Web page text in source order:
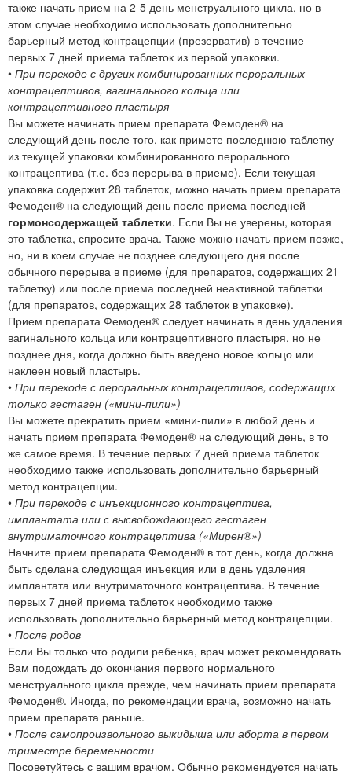
также начать прием на 2-5 день менструального цикла, но в
этом случае необходимо использовать дополнительно
барьерный метод контрацепции (презерватив) в течение
первых 7 дней приема таблеток из первой упаковки.
• При переходе с других комбинированных пероральных
контрацептивов, вагинального кольца или
контрацептивного пластыря
Вы можете начинать прием препарата Фемоден® на
следующий день после того, как примете последнюю таблетку
из текущей упаковки комбинированного перорального
контрацептива (т.е. без перерыва в приеме). Если текущая
упаковка содержит 28 таблеток, можно начать прием препарата
Фемоден® на следующий день после приема последней
гормонсодержащей таблетки. Если Вы не уверены, которая
это таблетка, спросите врача. Также можно начать прием позже,
но, ни в коем случае не позднее следующего дня после
обычного перерыва в приеме (для препаратов, содержащих 21
таблетку) или после приема последней неактивной таблетки
(для препаратов, содержащих 28 таблеток в упаковке).
Прием препарата Фемоден® следует начинать в день удаления
вагинального кольца или контрацептивного пластыря, но не
позднее дня, когда должно быть введено новое кольцо или
наклеен новый пластырь.
• При переходе с пероральных контрацептивов, содержащих
только гестаген («мини-пили»)
Вы можете прекратить прием «мини-пили» в любой день и
начать прием препарата Фемоден® на следующий день, в то
же самое время. В течение первых 7 дней приема таблеток
необходимо также использовать дополнительно барьерный
метод контрацепции.
• При переходе с инъекционного контрацептива,
имплантата или с высвобождающего гестаген
внутриматочного контрацептива («Мирен®»)
Начните прием препарата Фемоден® в тот день, когда должна
быть сделана следующая инъекция или в день удаления
имплантата или внутриматочного контрацептива. В течение
первых 7 дней приема таблеток необходимо также
использовать дополнительно барьерный метод контрацепции.
• После родов
Если Вы только что родили ребенка, врач может рекомендовать
Вам подождать до окончания первого нормального
менструального цикла прежде, чем начинать прием препарата
Фемоден®. Иногда, по рекомендации врача, возможно начать
прием препарата раньше.
• После самопроизвольного выкидыша или аборта в первом
триместре беременности
Посоветуйтесь с вашим врачом. Обычно рекомендуется начать